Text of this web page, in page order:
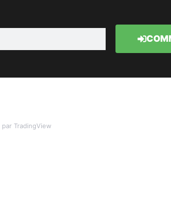
par TradingView